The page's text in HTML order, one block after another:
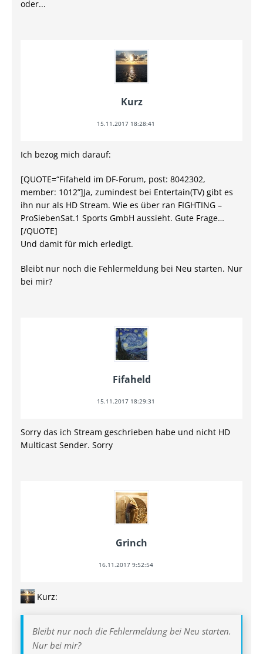
oder...
Kurz
15.11.2017 18:28:41
Ich bezog mich darauf:
[QUOTE=“Fifaheld im DF-Forum, post: 8042302,
member: 1012”]Ja, zumindest bei Entertain(TV) gibt es
ihn nur als HD Stream. Wie es über ran FIGHTING –
ProSiebenSat.1 Sports GmbH aussieht. Gute Frage…
[/QUOTE]
Und damit für mich erledigt.
Bleibt nur noch die Fehlermeldung bei Neu starten. Nur
bei mir?
Fifaheld
15.11.2017 18:29:31
Sorry das ich Stream geschrieben habe und nicht HD
Multicast Sender. Sorry
Grinch
16.11.2017 9:52:54
Kurz:
Bleibt nur noch die Fehlermeldung bei Neu starten.
Nur bei mir?